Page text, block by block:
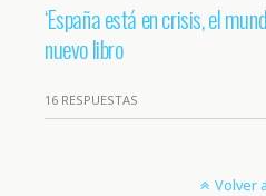
‘España está en crisis, el
nuevo libro
16 RESPUESTAS
Volver